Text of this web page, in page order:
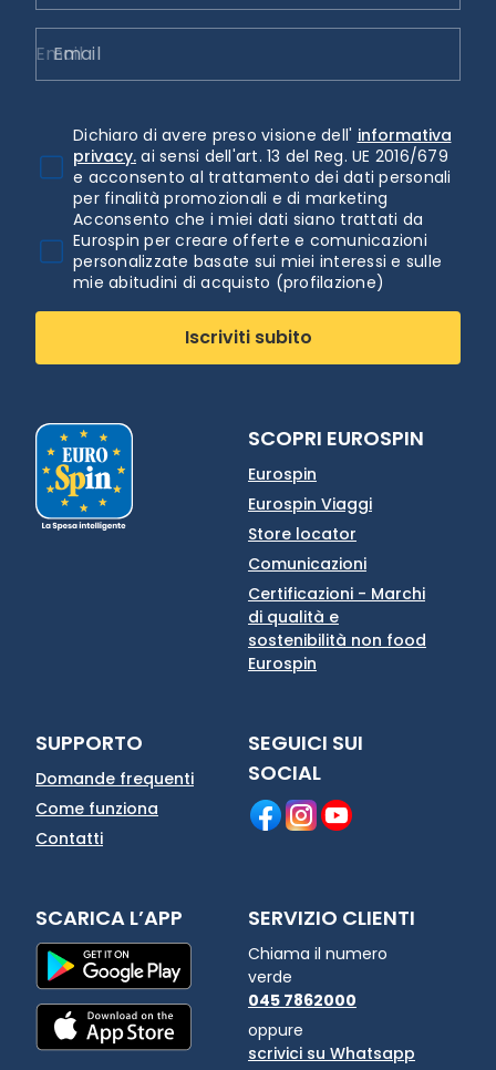
Email
Dichiaro di avere preso visione dell' informativa
privacy. ai sensi dell'art. 13 del Reg. UE 2016/679
e acconsento al trattamento dei dati personali
per finalità promozionali e di marketing
Acconsento che i miei dati siano trattati da
Eurospin per creare offerte e comunicazioni
personalizzate basate sui miei interessi e sulle
mie abitudini di acquisto (profilazione)
Iscriviti subito
SCOPRI EUROSPIN
Eurospin
Eurospin Viaggi
Store locator
Comunicazioni
Certificazioni - Marchi
di qualità e
sostenibilità non food
Eurospin
SUPPORTO
Domande frequenti
Come funziona
Contatti
SEGUICI SUI
SOCIAL
SCARICA L’APP SERVIZIO CLIENTI
Chiama il numero
verde
045 7862000
oppure
scrivici su Whatsapp